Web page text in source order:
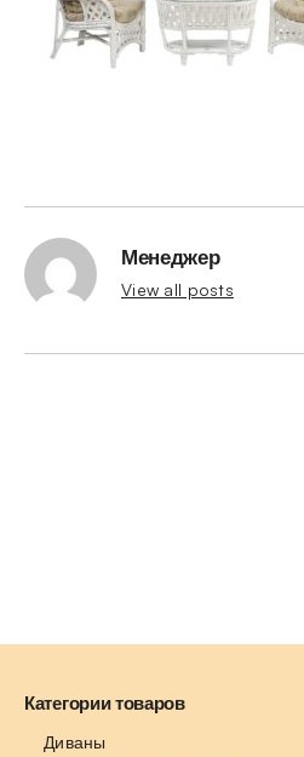
Менеджер
View all posts
Категории товаров
Диваны